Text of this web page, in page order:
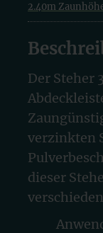
2.40m
Der Steher
verzinkten
dieser